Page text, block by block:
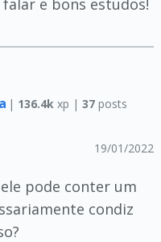
e bons estudos!
| 136.4k xp |37 posts
19/01/2022
pode conter um
condiz